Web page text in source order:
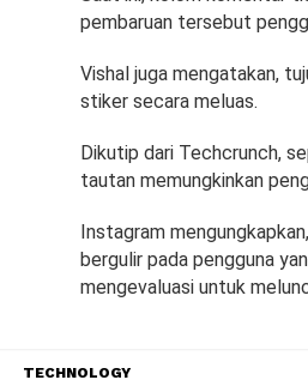
pembaruan tersebut
Vishal juga mengatakan,
stiker secara meluas.
Dikutip dari Techcrunch,
tautan memungkinkan
Instagram
bergulir pada pengguna
mengevaluasi untuk
TECHNOLOGY